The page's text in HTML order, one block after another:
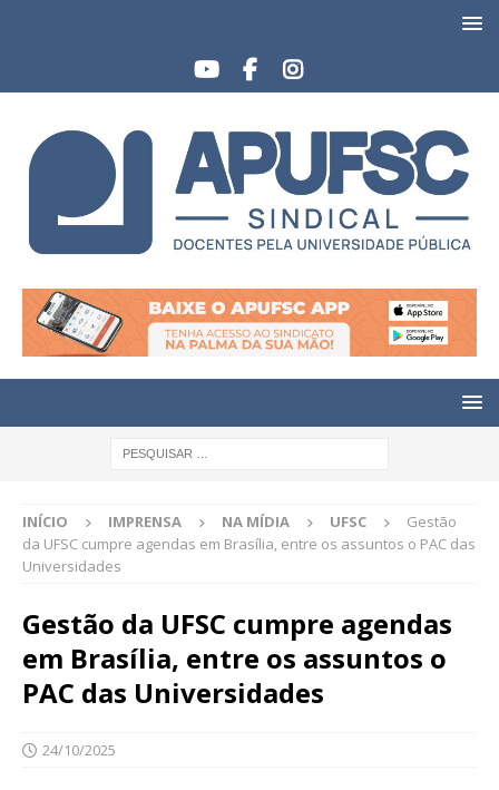
INÍCIO IMPRENSA NA MÍDIA UFSC
Gestão
da UFSC cumpre agendas em Brasília, entre os assuntos o PAC das
Universidades
Gestão da UFSC cumpre agendas
em Brasília, entre os assuntos o
PAC das Universidades
24/10/2025